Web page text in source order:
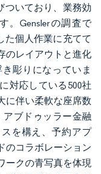
ついており、業務効
。Genslerの調査で
た個人作業に充てて
のレイアウトと進化
彫りになっていま
対応している500社
に伴い柔軟な座席数
ブドゥッラー金融
を構え、予約アプ
のコラボレーション
ークの青写真を体現